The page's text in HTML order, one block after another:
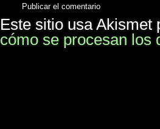
Este sitio usa
cómo se procesan los